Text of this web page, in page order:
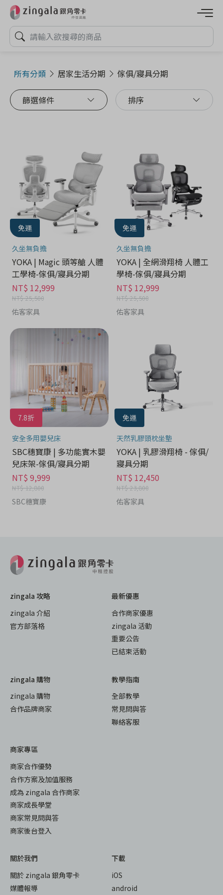
所有分類 居家生活分期 傢俱/寢具分期
篩選條件 排序
免運
久坐無負擔
YOKA | Magic 頭等艙 人體
工學椅-傢俱/寢具分期
NT$ 12,999
NT$ 25,500
佑客家具
免運
久坐無負擔
YOKA | 全網滑翔椅 人體工
學椅-傢俱/寢具分期
NT$ 12,999
NT$ 25,500
佑客家具
7.8折
安全多用嬰兒床
SBC穗寶康 | 多功能實木嬰
兒床架-傢俱/寢具分期
NT$ 9,999
NT$ 12,800
SBC穗寶康
免運
天然乳膠頭枕坐墊
YOKA | 乳膠滑翔椅 - 傢俱/
寢具分期
NT$ 12,450
NT$ 23,800
佑客家具
zingala 攻略
zingala 介紹
官方部落格
最新優惠
合作商家優惠
zingala 活動
重要公告
已結束活動
zingala 購物
zingala 購物
合作品牌商家
教學指南
全部教學
常見問與答
聯絡客服
商家專區
商家合作優勢
合作方案及加值服務
成為 zingala 合作商家
商家成長學堂
商家常見問與答
商家後台登入
關於我們
關於 zingala 銀角零卡
媒體報導
下載
iOS
android